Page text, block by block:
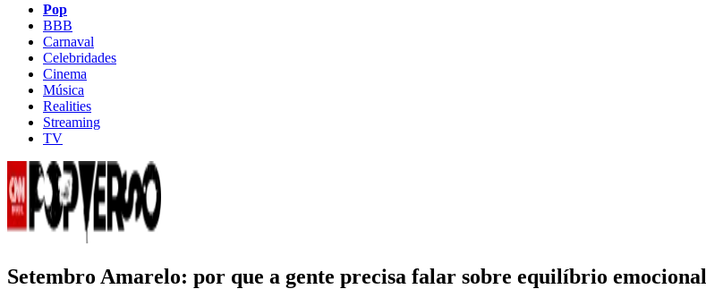
Pop
BBB
Carnaval
Celebridades
Cinema
Música
Realities
Streaming
TV
Setembro Amarelo: por que a gente precisa falar sobre equilíbrio emocional